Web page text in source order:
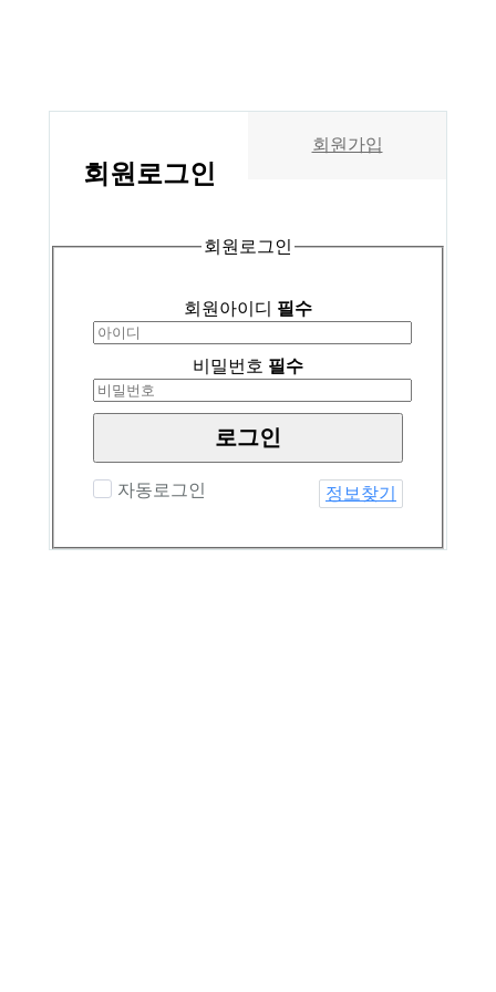
회원 로그인
회원가입
회원로그인
회원아이디 필수
비밀번호 필수
로그인
자동로그인 정보찾기